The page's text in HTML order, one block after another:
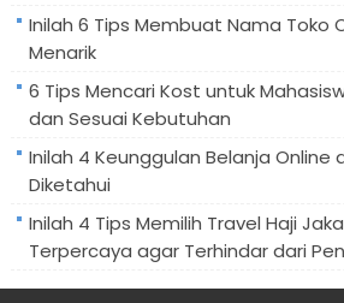
Inilah 6 Tips Membuat Nama Toko
Menarik
6 Tips Mencari Kost untuk
dan Sesuai Kebutuhan
Inilah 4 Keunggulan Belanja Online
Diketahui
Inilah 4 Tips Memilih Travel Haji
Terpercaya agar Terhindar dari